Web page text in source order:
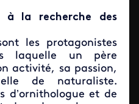
à la recherche des
les protagonistes
laquelle un père
activité, sa passion,
de naturaliste.
d’ornithologue et de